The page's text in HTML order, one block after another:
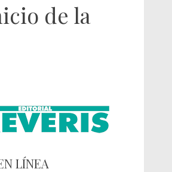
de la
LÍNEA